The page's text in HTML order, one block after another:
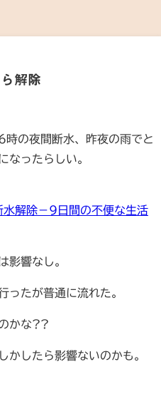
解除
の夜間断水、昨夜の雨でと
なったらしい。
解除－9日間の不便な生活
影響なし。
ったが普通に流れた。
かな??
かしたら影響ないのかも。